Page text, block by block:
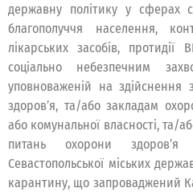
державну політику у сферах
благополуччя населення,
лікарських засобів, протидії
соціально небезпечним
уповноваженій на здійснення
здоров’я, та/або закладам
або комунальної власності, та/
питань охорони здоров’я
Севастопольської міських
карантину, що запроваджений